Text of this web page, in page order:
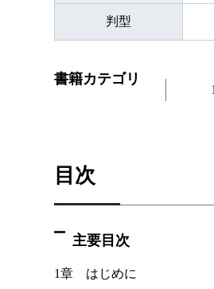
判型
書籍カテゴリ
目次
主要目次
1章 はじめに